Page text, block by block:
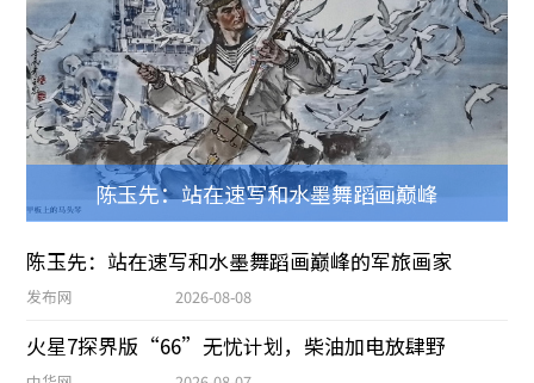
陈玉先：站在速写和水墨舞蹈画巅峰
陈玉先：站在速写和水墨舞蹈画巅峰的军旅画家
发布网 2026-08-08
火星7探界版“66”无忧计划，柴油加电放肆野